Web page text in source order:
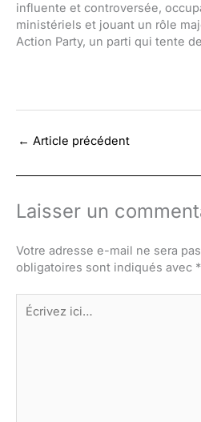
influente et controversée,
ministériels et jouant un rôle
Action Party, un parti qui tente
← Article précédent
Laisser un
Votre adresse e-mail ne sera
obligatoires sont indiqués avec *
Écrivez
ici…